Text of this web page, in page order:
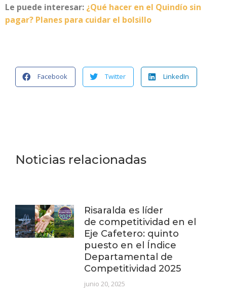
Le puede interesar: ¿Qué hacer en el Quindío sin
pagar? Planes para cuidar el bolsillo
Facebook Twitter LinkedIn
Noticias relacionadas
Risaralda es líder
de competitividad en el
Eje Cafetero: quinto
puesto en el Índice
Departamental de
Competitividad 2025
junio 20, 2025